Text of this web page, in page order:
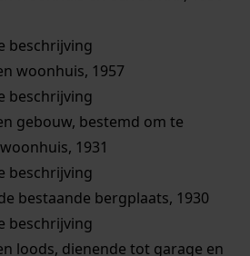
beschrijving
woonhuis, 1957
beschrijving
gebouw, bestemd om te
1931
beschrijving
bestaande bergplaats, 1930
beschrijving
loods, dienende tot garage en